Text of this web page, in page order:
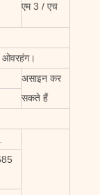
एम 3 / एच
ओवरहंग।
असाइन कर
सकते हैं